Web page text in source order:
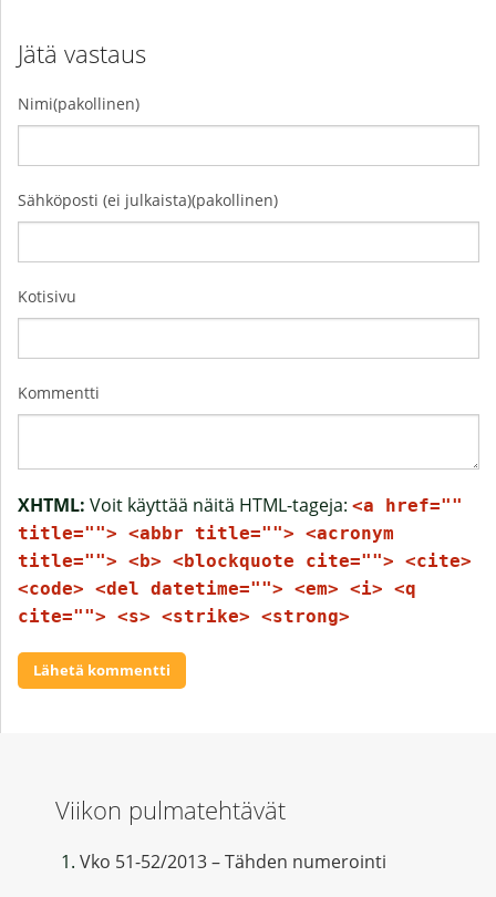
Jätä vastaus
Nimi(pakollinen)
Sähköposti (ei julkaista)(pakollinen)
Kotisivu
Kommentti
XHTML: Voit käyttää näitä HTML-tageja: <a href=""
title=""> <abbr title=""> <acronym
title=""> <b> <blockquote cite=""> <cite>
<code> <del datetime=""> <em> <i> <q
cite=""> <s> <strike> <strong>
Viikon pulmatehtävät
Vko 51-52/2013 – Tähden numerointi